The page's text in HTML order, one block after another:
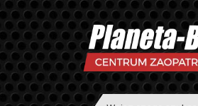
Search